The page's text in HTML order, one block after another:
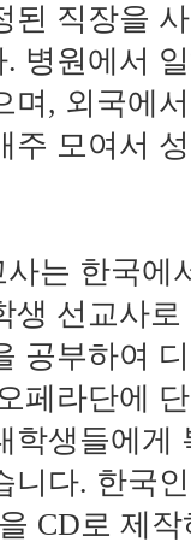
된 직장을
병원에서
며, 외국에
주 모여서
사는 한국에
생 선교사
공부하여
페라단에
학생들에게
니다. 한국
CD로 제